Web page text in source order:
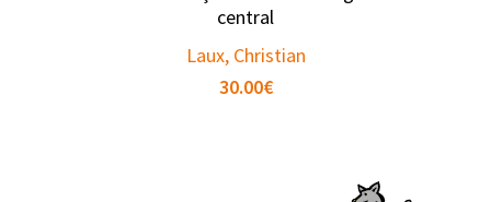
central
Laux, Christian
30.00€